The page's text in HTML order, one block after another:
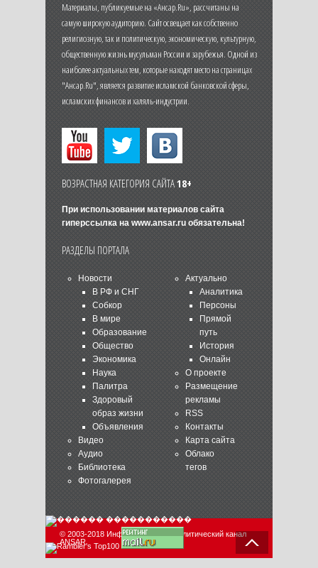
Материалы, публикуемые на «Ансар.Ru», рассчитаны на
самую широкую аудиторию. Сайт освещает как собственно
религиозную, так и политическую, экономическую, культурную,
общественную жизнь мусульман России и зарубежья. Одной из
наиболее актуальных тем, которые находят место на страницах
"Ансар.Ru", является развитие исламской банковской сферы,
исламских финансов и халяль-индустрии.
ВОЗРАСТНАЯ КАТЕГОРИЯ САЙТА18+
При использовании материалов сайта
гиперссылка на www.ansar.ruобязательна!
РАЗДЕЛЫ ПОРТАЛА
Новости
В РФ и СНГ
Собкор
В мире
Образование
Общество
Экономика
Наука
Палитра
Здоровый
образ жизни
Объявления
Видео
Аудио
Библиотека
Фотогалерея
Актуально
Аналитика
Персоны
Прямой
путь
История
Онлайн
О проекте
Размещение
рекламы
RSS
Контакты
Карта сайта
Облако
тегов
© 2003-2018 Информационно-аналитический канал
ANSAR